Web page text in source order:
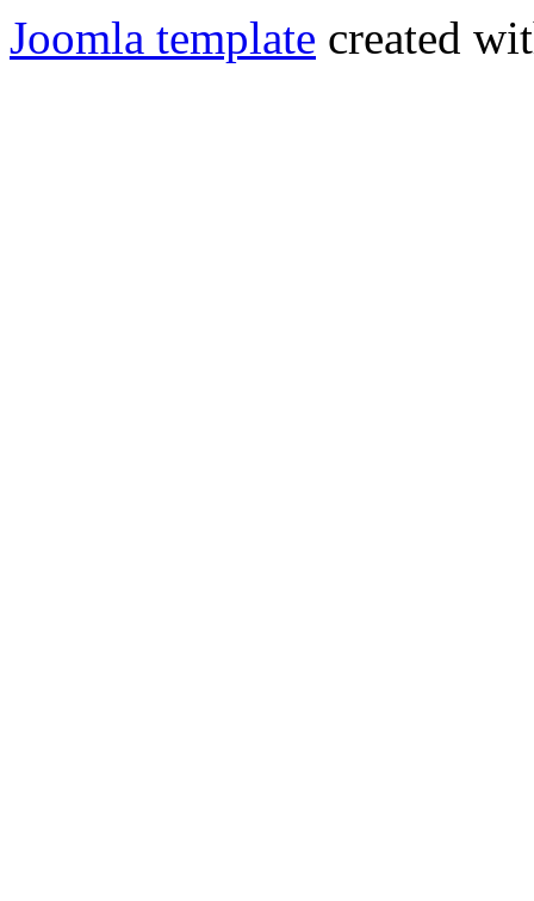
Joomla template created